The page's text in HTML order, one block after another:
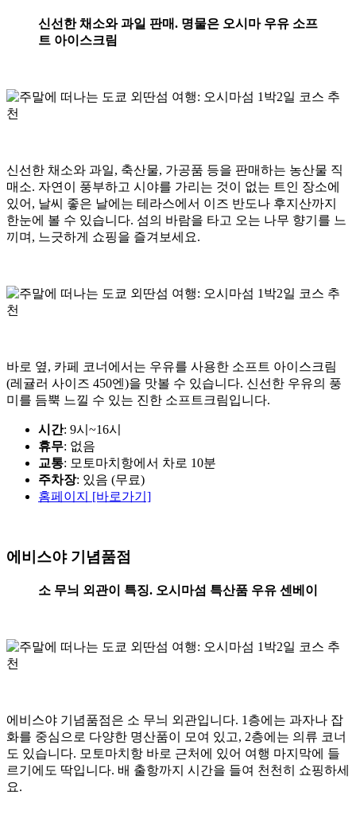
신선한 채소와 과일 판매. 명물은 오시마 우유 소프
트 아이스크림
신선한 채소와 과일, 축산물, 가공품 등을 판매하는 농산물 직
매소. 자연이 풍부하고 시야를 가리는 것이 없는 트인 장소에
있어, 날씨 좋은 날에는 테라스에서 이즈 반도나 후지산까지
한눈에 볼 수 있습니다. 섬의 바람을 타고 오는 나무 향기를 느
끼며, 느긋하게 쇼핑을 즐겨보세요.
바로 옆, 카페 코너에서는 우유를 사용한 소프트 아이스크림
(레귤러 사이즈 450엔)을 맛볼 수 있습니다. 신선한 우유의 풍
미를 듬뿍 느낄 수 있는 진한 소프트크림입니다.
시간: 9시~16시
휴무: 없음
교통: 모토마치항에서 차로 10분
주차장: 있음 (무료)
홈페이지 [바로가기]
에비스야 기념품점
소 무늬 외관이 특징. 오시마섬 특산품 우유 센베이
에비스야 기념품점은 소 무늬 외관입니다. 1층에는 과자나 잡
화를 중심으로 다양한 명산품이 모여 있고, 2층에는 의류 코너
도 있습니다. 모토마치항 바로 근처에 있어 여행 마지막에 들
르기에도 딱입니다. 배 출항까지 시간을 들여 천천히 쇼핑하세
요.